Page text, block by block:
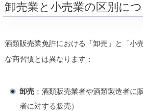
卸売業と小売業の区別に
酒類販売業免許における「卸売」と「小
な商習慣とは異なります：
卸売 ：酒類販売業者や酒類製造者に
者に対する販売）